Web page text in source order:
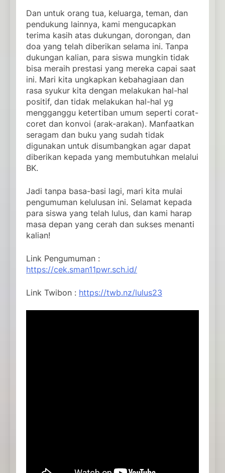
Dan untuk orang tua, keluarga, teman, dan
pendukung lainnya, kami mengucapkan
terima kasih atas dukungan, dorongan, dan
doa yang telah diberikan selama ini. Tanpa
dukungan kalian, para siswa mungkin tidak
bisa meraih prestasi yang mereka capai saat
ini. Mari kita ungkapkan kebahagiaan dan
rasa syukur kita dengan melakukan hal-hal
positif, dan tidak melakukan hal-hal yg
mengganggu ketertiban umum seperti corat-
coret dan konvoi (arak-arakan). Manfaatkan
seragam dan buku yang sudah tidak
digunakan untuk disumbangkan agar dapat
diberikan kepada yang membutuhkan melalui
BK.
Jadi tanpa basa-basi lagi, mari kita mulai
pengumuman kelulusan ini. Selamat kepada
para siswa yang telah lulus, dan kami harap
masa depan yang cerah dan sukses menanti
kalian!
Link Pengumuman :
https://cek.sman11pwr.sch.id/
Link Twibon : https://twb.nz/lulus23